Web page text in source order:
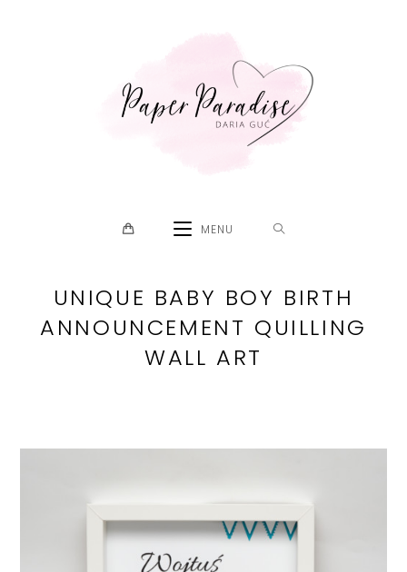
MENU
UNIQUE BABY BOY BIRTH
ANNOUNCEMENT QUILLING
WALL ART